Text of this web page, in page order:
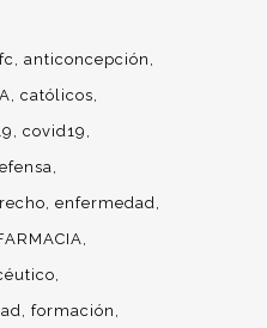
anticoncepción
católicos
covid19
enfermedad
formación